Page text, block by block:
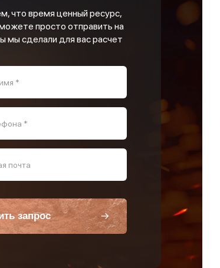
что время ценный ресурс,
просто отправить на
мы сделали для вас расчет
*
*
почта
запрос